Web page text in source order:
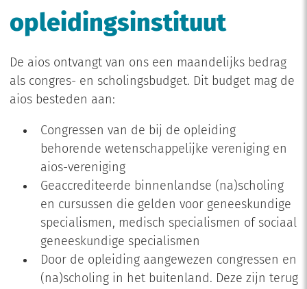
opleidingsinstituut
De aios ontvangt van ons een maandelijks bedrag
als congres- en scholingsbudget. Dit budget mag de
aios besteden aan:
Congressen van de bij de opleiding
behorende wetenschappelijke vereniging en
aios-vereniging
Geaccrediteerde binnenlandse (na)scholing
en cursussen die gelden voor geneeskundige
specialismen, medisch specialismen of sociaal
geneeskundige specialismen
Door de opleiding aangewezen congressen en
(na)scholing in het buitenland. Deze zijn terug